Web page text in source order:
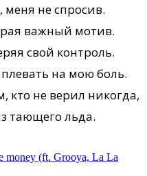
меня не спросив.
важный мотив.
свой контроль.
на мою боль.
кто не верил никогда,
тающего льда.
money (ft. Grooya, La La